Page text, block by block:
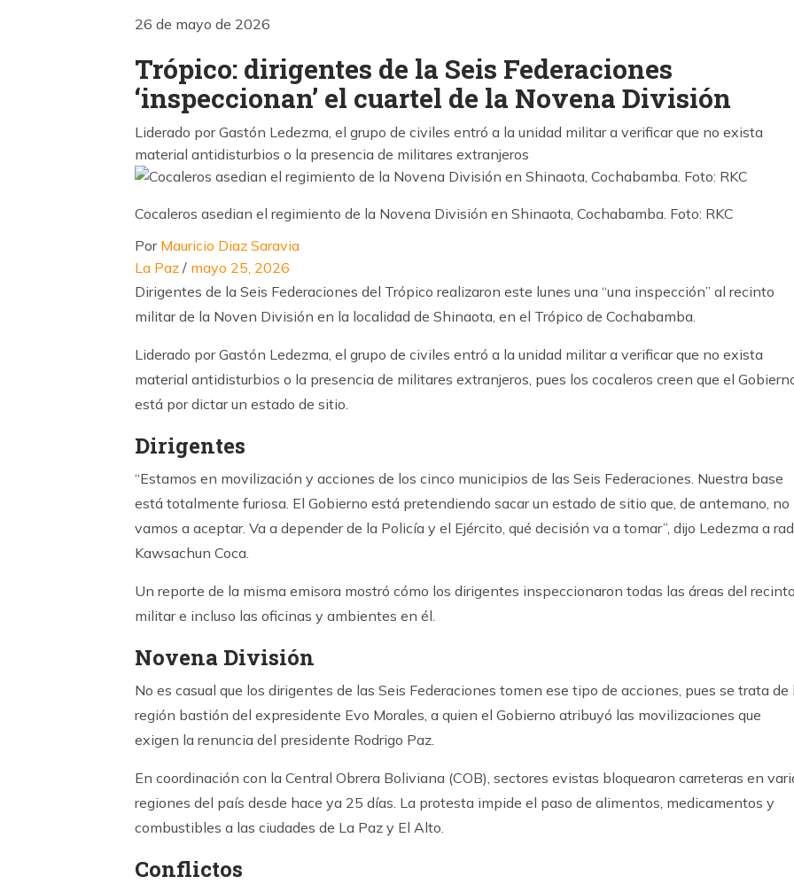
26 de mayo de 2026
Trópico: dirigentes de la Seis Federaciones
‘inspeccionan’ el cuartel de la Novena División
Liderado por Gastón Ledezma, el grupo de civiles entró a la unidad militar a verificar que no exista
material antidisturbios o la presencia de militares extranjeros
Cocaleros asedian el regimiento de la Novena División en Shinaota, Cochabamba. Foto: RKC
Por Mauricio Diaz Saravia
La Paz / mayo 25, 2026
Dirigentes de la Seis Federaciones del Trópico realizaron este lunes una “una inspección” al recinto
militar de la Noven División en la localidad de Shinaota, en el Trópico de Cochabamba.
Liderado por Gastón Ledezma, el grupo de civiles entró a la unidad militar a verificar que no exista
material antidisturbios o la presencia de militares extranjeros, pues los cocaleros creen que el
está por dictar un estado de sitio.
Dirigentes
“Estamos en movilización y acciones de los cinco municipios de las Seis Federaciones. Nuestra base
está totalmente furiosa. El Gobierno está pretendiendo sacar un estado de sitio que, de antemano, no
vamos a aceptar. Va a depender de la Policía y el Ejército, qué decisión va a tomar”, dijo Ledezma a
Kawsachun Coca.
Un reporte de la misma emisora mostró cómo los dirigentes inspeccionaron todas las áreas del recinto
militar e incluso las oficinas y ambientes en él.
Novena División
No es casual que los dirigentes de las Seis Federaciones tomen ese tipo de acciones, pues se trata de
región bastión del expresidente Evo Morales, a quien el Gobierno atribuyó las movilizaciones que
exigen la renuncia del presidente Rodrigo Paz.
En coordinación con la Central Obrera Boliviana (COB), sectores evistas bloquearon carreteras en
regiones del país desde hace ya 25 días. La protesta impide el paso de alimentos, medicamentos y
combustibles a las ciudades de La Paz y El Alto.
Conflictos